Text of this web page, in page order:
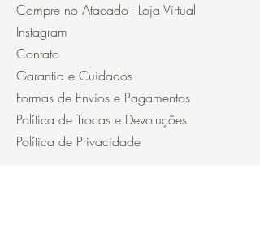
Compre no Atacado - Loja Virtual
Instagram
Contato
Garantia e Cuidados
Formas de Envios e Pagamentos
Política de Trocas e Devoluções
Política de Privacidade